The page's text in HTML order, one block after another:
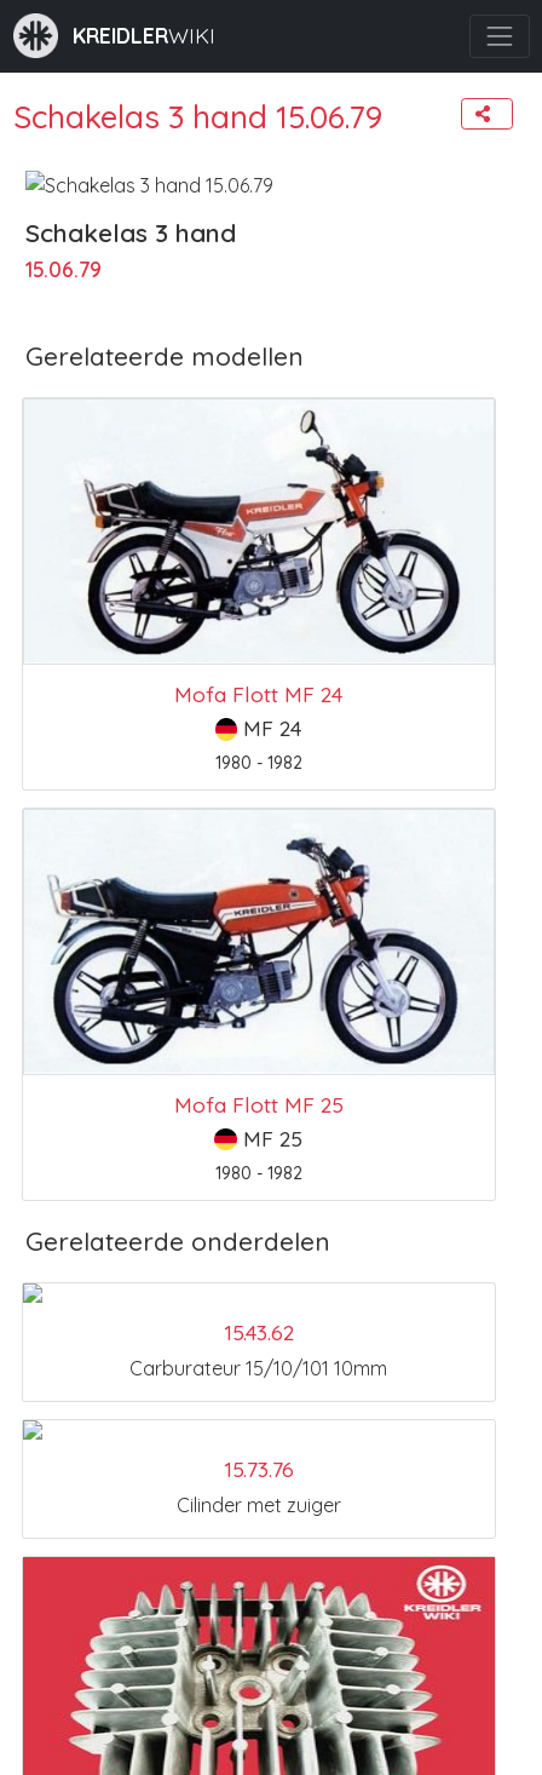
KREIDLERWIKI
Schakelas 3 hand 15.06.79
Schakelas 3 hand
15.06.79
Gerelateerde modellen
Mofa Flott MF 24
MF 24
1980 - 1982
Mofa Flott MF 25
MF 25
1980 - 1982
Gerelateerde onderdelen
15.43.62
Carburateur 15/10/101 10mm
15.73.76
Cilinder met zuiger